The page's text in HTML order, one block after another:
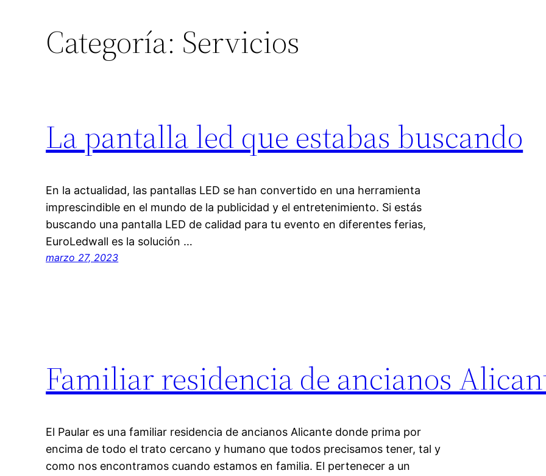
Categoría: Servicios
La pantalla led que estabas buscando
En la actualidad, las pantallas LED se han convertido en una herramienta
imprescindible en el mundo de la publicidad y el entretenimiento. Si estás
buscando una pantalla LED de calidad para tu evento en diferentes ferias,
EuroLedwall es la solución …
marzo 27, 2023
Familiar residencia de ancianos
El Paular es una familiar residencia de ancianos Alicante donde prima por
encima de todo el trato cercano y humano que todos precisamos tener, tal y
como nos encontramos cuando estamos en familia. El pertenecer a un